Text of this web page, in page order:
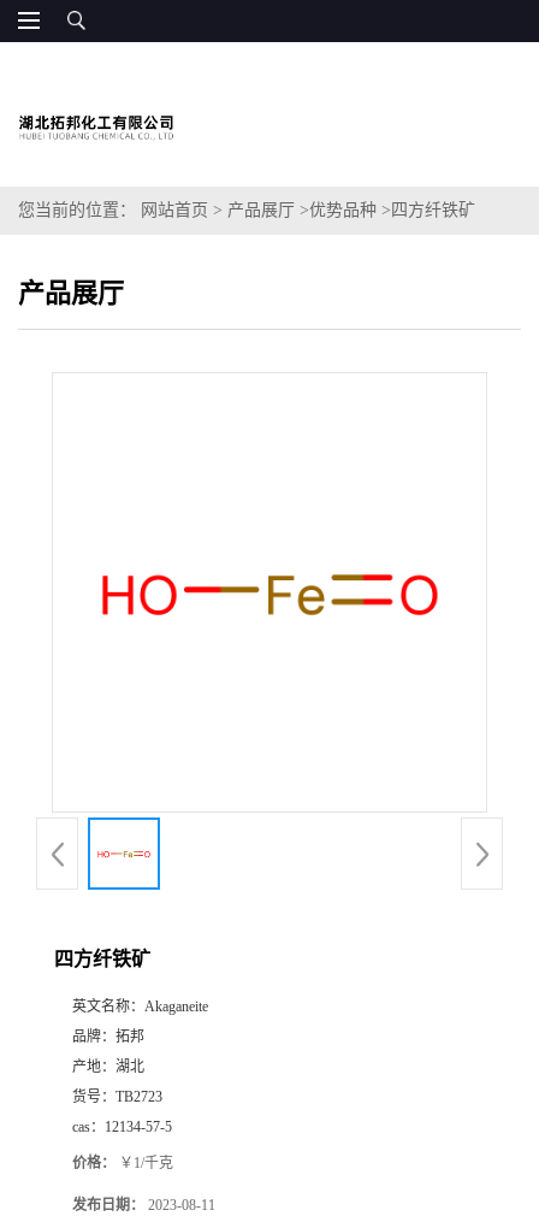
您当前的位置： 网站首页 > 产品展厅 >优势品种 > 四方纤铁矿
产品展厅
四方纤铁矿
英文名称： Akaganeite
品牌： 拓邦
产地： 湖北
货号： TB2723
cas： 12134-57-5
价格： ￥1/千克
发布日期： 2023-08-11